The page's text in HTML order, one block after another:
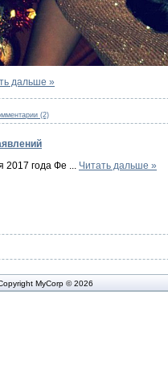
дальше »
(2)
2017 года Фе
Читать дальше »
MyCorp © 2026